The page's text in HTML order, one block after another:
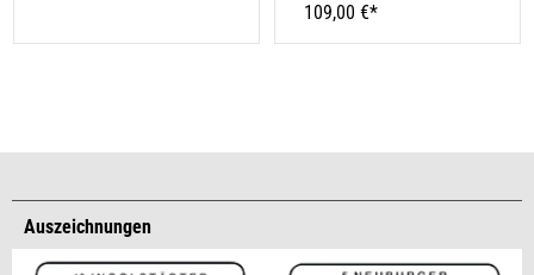
109,00 €*
Auszeichnungen